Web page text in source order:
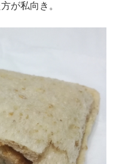
が私向き。